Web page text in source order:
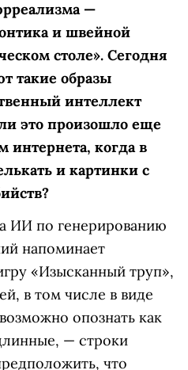
—
и швейной
столе». Сегодня
такие образы
интеллект
это произошло еще
интернета, когда в
и картинки с
ИИ по генерированию
напоминает
«Изысканный труп»,
в том числе в виде
опознать как
— строки
что